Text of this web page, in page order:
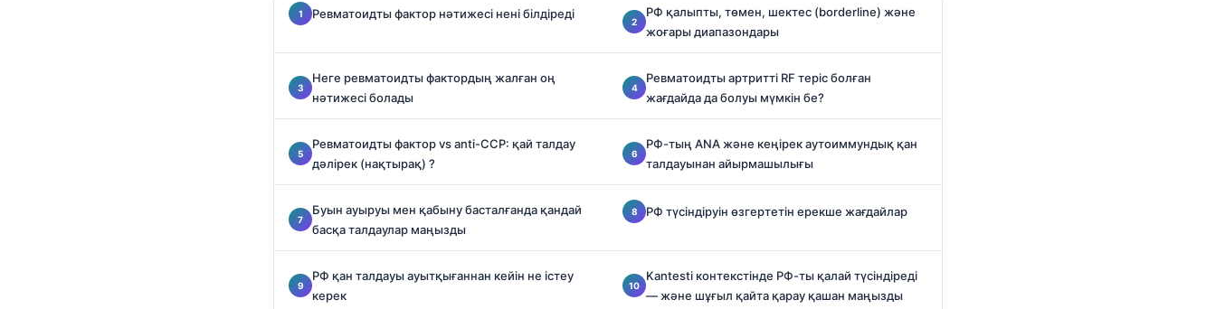
Ревматоидты фактор нәтижесі нені білдіреді
РФ қалыпты, төмен, шектес (borderline) және
жоғары диапазондары
Неге ревматоидты фактордың жалған оң
нәтижесі болады
Ревматоидты артритті RF теріс болған
жағдайда да болуы мүмкін бе?
Ревматоидты фактор vs anti-CCP: қай талдау
дәлірек (нақтырақ) ?
РФ-тың ANA және кеңірек аутоиммундық қан
талдауынан айырмашылығы
Буын ауыруы мен қабыну басталғанда қандай
басқа талдаулар маңызды
РФ түсіндіруін өзгертетін ерекше жағдайлар
РФ қан талдауы ауытқығаннан кейін не істеу
керек
Kantesti контекстінде РФ-ты қалай түсіндіреді
— және шұғыл қайта қарау қашан маңызды